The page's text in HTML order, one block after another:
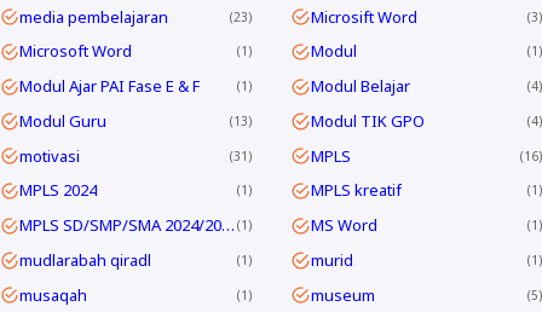
media pembelajaran 23 Microsift Word 3
Microsoft Word 1 Modul 1
Modul Ajar PAI Fase E & F 1 Modul Belajar 4
Modul Guru 13 Modul TIK GPO 4
motivasi 31 MPLS 16
MPLS 2024 1 MPLS kreatif 1
MPLS SD/SMP/SMA 2024/2025 1 MS Word 1
mudlarabah qiradl 1 murid 1
musaqah 1 museum 5